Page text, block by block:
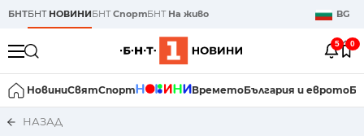
БНТБНТ НОВИНИБНТСпортБНТ На живо BG
5 0
НовиниСвятСпорт ВреметоБългария и еврото
НАЗАД